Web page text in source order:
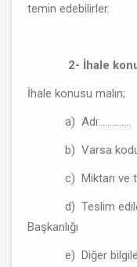
temin edebilirler.
2- İhale
İhale konusu malın;
a)
b) Varsa
c) Miktarı ve
d) Teslim
Başkanlığı
e) Diğer